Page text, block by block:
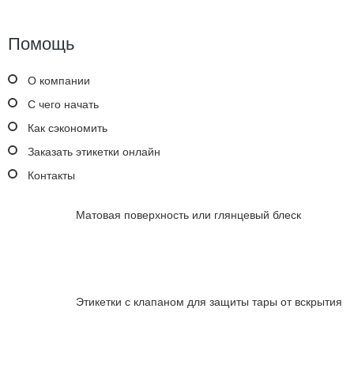
Помощь
О компании
С чего начать
Как сэкономить
Заказать этикетки онлайн
Контакты
Матовая поверхность или глянцевый блеск
Этикетки с клапаном для защиты тары от вскрытия